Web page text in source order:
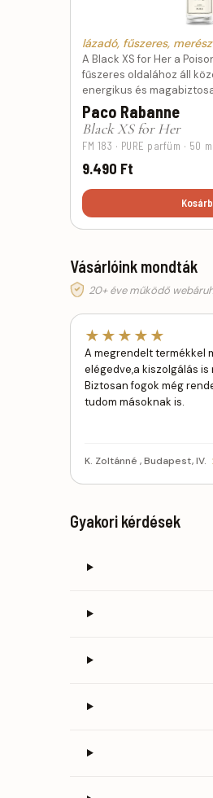
lázadó, fűszeres,
A Black XS for Her a
fűszeres oldalához áll
energikus és
Paco Rabanne
Black XS for Her
FM 183 · PURE parfüm · 50 ml
9.490 Ft
Vásárlóink mondták
20+ éve működő
★★★★★
A megrendelt termékkel
elégedve,a kiszolgálás is
Biztosan fogok még
tudom másoknak is.
K. Zoltánné , Budapest, IV.
Gyakori kérdések